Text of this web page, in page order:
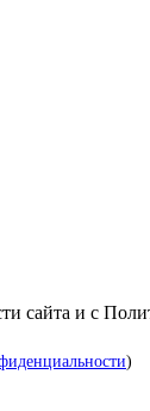
сайта и с
)